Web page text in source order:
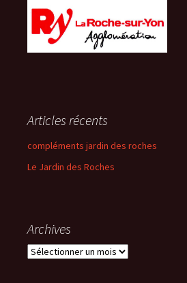
Articles récents
compléments jardin des roches
Le Jardin des Roches
Archives
Archives